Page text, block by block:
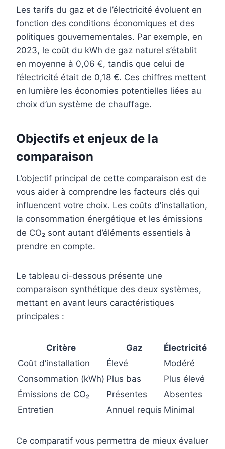
Les tarifs du gaz et de l’électricité évoluent en
fonction des conditions économiques et des
politiques gouvernementales. Par exemple, en
2023, le coût du kWh de gaz naturel s’établit
en moyenne à 0,06 €, tandis que celui de
l’électricité était de 0,18 €. Ces chiffres mettent
en lumière les économies potentielles liées au
choix d’un système de chauffage.
Objectifs et enjeux de la
comparaison
L’objectif principal de cette comparaison est de
vous aider à comprendre les facteurs clés qui
influencent votre choix. Les coûts d’installation,
la consommation énergétique et les émissions
de CO₂ sont autant d’éléments essentiels à
prendre en compte.
Le tableau ci-dessous présente une
comparaison synthétique des deux systèmes,
mettant en avant leurs caractéristiques
principales :
Critère Gaz
Électricité
Coût d’installation
Élevé
Modéré
Consommation (kWh) Plus bas
Plus élevé
Émissions de CO₂
Présentes
Absentes
Entretien
Annuel requis Minimal
Ce comparatif vous permettra de mieux évaluer